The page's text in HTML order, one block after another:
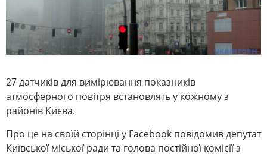
27 датчиків для вимірювання показників
атмосферного повітря встановлять у кожному з
районів Києва.
Про це на своїй сторінці у Facebook повідомив депутат
Київської міської ради та голова постійної комісії з